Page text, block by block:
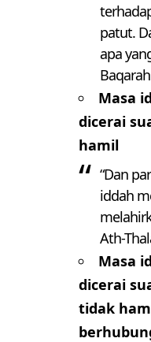
patut.
apa
Masa
dicerai
hamil
“Dan
iddah
Ath-
Masa
dicerai
tidak